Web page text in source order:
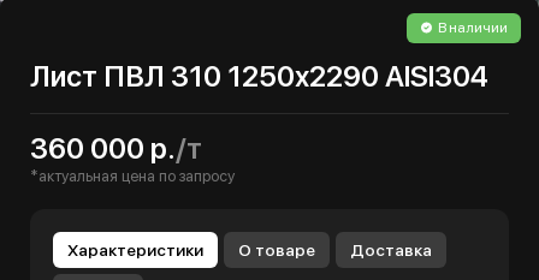
В наличии
Лист ПВЛ 310 1250х2290 AISI304
360 000 р./т
*актуальная цена по запросу
Характеристики О товаре Доставка